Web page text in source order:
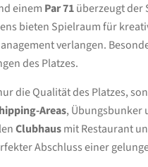
einem Par 71überzeugt der
bieten Spielraum für
verlangen.
des Platzes.
die Qualität des Platzes,
Areas, Übungsbunker
Clubhausmit Restaurant
Abschluss einer